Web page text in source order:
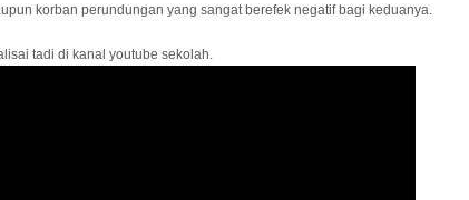
korban perundungan yang sangat berefek negatif bagi keduanya.
tadi di kanal youtube sekolah.